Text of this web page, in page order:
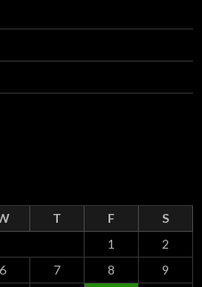
T F
S
1
2
6 7 8
9